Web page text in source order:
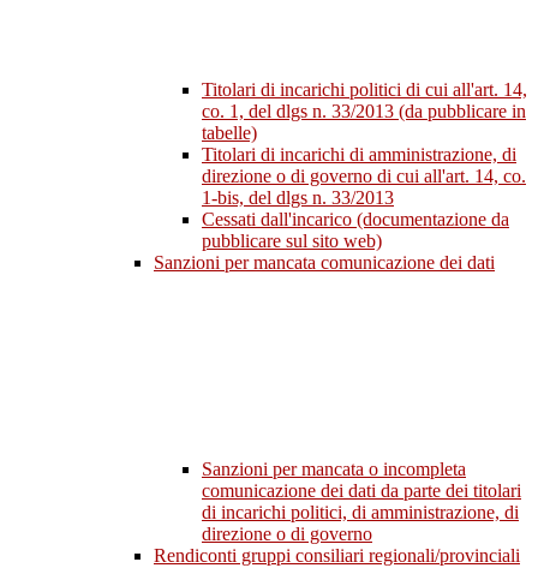
Titolari di incarichi politici di cui all'art. 14,
co. 1, del dlgs n. 33/2013 (da pubblicare in
tabelle)
Titolari di incarichi di amministrazione, di
direzione o di governo di cui all'art. 14, co.
1-bis, del dlgs n. 33/2013
Cessati dall'incarico (documentazione da
pubblicare sul sito web)
Sanzioni per mancata comunicazione dei dati
Sanzioni per mancata o incompleta
comunicazione dei dati da parte dei titolari
di incarichi politici, di amministrazione, di
direzione o di governo
Rendiconti gruppi consiliari regionali/provinciali